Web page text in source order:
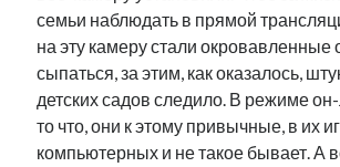
семьи наблюдать в прямой
на эту камеру стали окровавленные
сыпаться, за этим, как оказалось,
детских садов следило. В режиме
то что, они к этому привычные, в их
компьютерных и не такое бывает. А